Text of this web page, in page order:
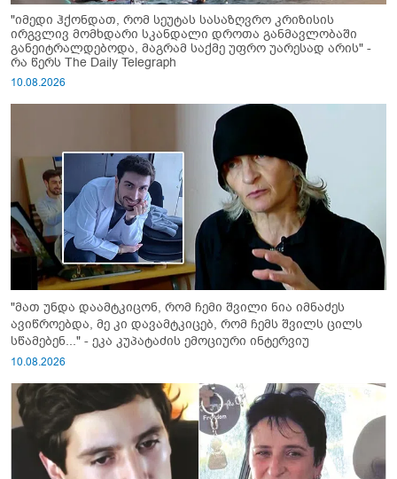
"იმედი ჰქონდათ, რომ სეუტას სასაზღვრო კრიზისის
ირგვლივ მომხდარი სკანდალი დროთა განმავლობაში
განეიტრალდებოდა, მაგრამ საქმე უფრო უარესად არის" -
რა წერს The Daily Telegraph
10.08.2026
"მათ უნდა დაამტკიცონ, რომ ჩემი შვილი ნია იმნაძეს
ავიწროებდა, მე კი დავამტკიცებ, რომ ჩემს შვილს ცილს
სწამებენ..." - ეკა კუპატაძის ემოციური ინტერვიუ
10.08.2026